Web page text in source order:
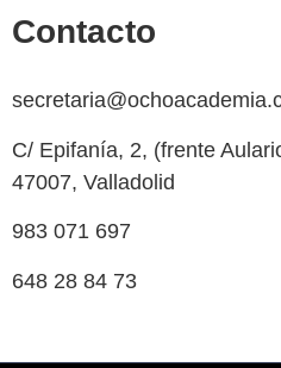
Contacto
C/ Epifanía, 2, (frente
47007, Valladolid
983 071 697
648 28 84 73